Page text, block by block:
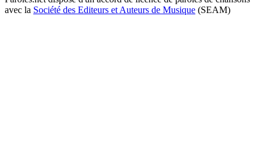
avec la Société des Editeurs et Auteurs de Musique (SEAM)